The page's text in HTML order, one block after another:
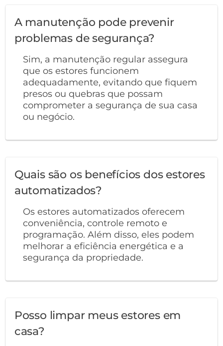
A manutenção pode prevenir
problemas de segurança?
Sim, a manutenção regular assegura
que os estores funcionem
adequadamente, evitando que fiquem
presos ou quebras que possam
comprometer a segurança de sua casa
ou negócio.
Quais são os benefícios dos estores
automatizados?
Os estores automatizados oferecem
conveniência, controle remoto e
programação. Além disso, eles podem
melhorar a eficiência energética e a
segurança da propriedade.
Posso limpar meus estores em
casa?